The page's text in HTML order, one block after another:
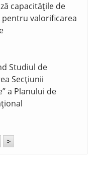
capacitățile de
valorificarea
Studiul de
Secțiunii
a Planului de
>